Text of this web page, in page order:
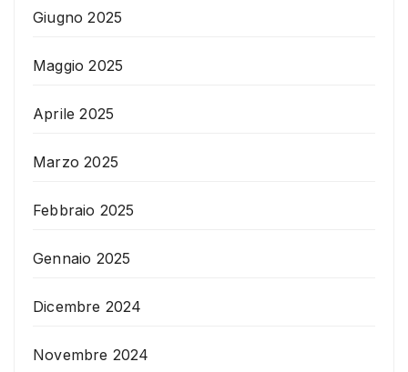
Giugno 2025
Maggio 2025
Aprile 2025
Marzo 2025
Febbraio 2025
Gennaio 2025
Dicembre 2024
Novembre 2024